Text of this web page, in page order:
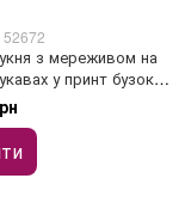
52672
з мереживом на
у принт бузок з
рукавом